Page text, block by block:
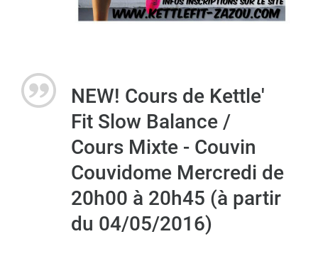
NEW! Cours de Kettle'
Fit Slow Balance /
Cours Mixte - Couvin
Couvidome Mercredi de
20h00 à 20h45 (à partir
du 04/05/2016)